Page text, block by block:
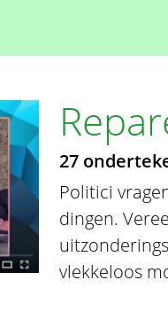
27
Politici
dingen.
vlekkeloos